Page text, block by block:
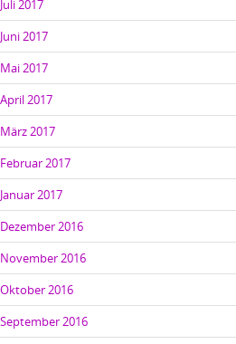
Juli 2017
Juni 2017
Mai 2017
April 2017
März 2017
Februar 2017
Januar 2017
Dezember 2016
November 2016
Oktober 2016
September 2016